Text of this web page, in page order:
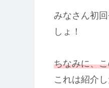
みなさん初
しょ！
ちなみに、
これは紹介